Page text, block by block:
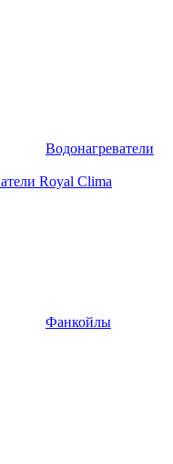
Водонагреватели
Royal Clima
Фанкойлы